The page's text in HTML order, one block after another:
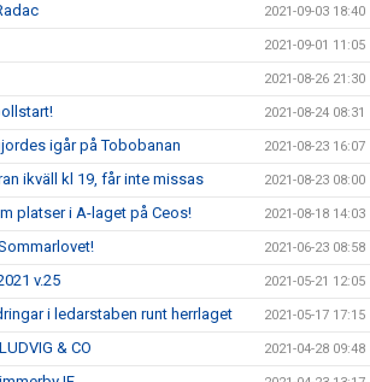
2021-09-03 18:40
2021-09-01 11:05
2021-08-26 21:30
2021-08-24 08:31
igår på Tobobanan 2021-08-23 16:07
ikväll kl 19, får inte missas 2021-08-23 08:00
platser i A-laget på Ceos! 2021-08-18 14:03
2021-06-23 08:58
v.25 2021-05-21 12:05
i ledarstaben runt herrlaget 2021-05-17 17:15
& CO 2021-04-28 09:48